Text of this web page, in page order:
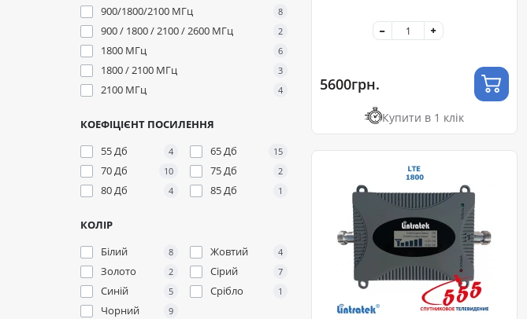
900/1800/2100 МГц 8
900 / 1800 / 2100 / 2600 МГц 2
1800 МГц 6
1800 / 2100 МГц 3
2100 МГц 4
КОЕФІЦІЄНТ ПОСИЛЕННЯ
55 Дб
4 65 Дб 15
70 Дб 10 75 Дб 2
80 Дб 4 85 Дб 1
КОЛІР
Білий
8 Жовтий 4
Золото 2 Сірий 7
Синій 5 Срібло 1
Чорний 9
5600грн.
Купити в 1 клік